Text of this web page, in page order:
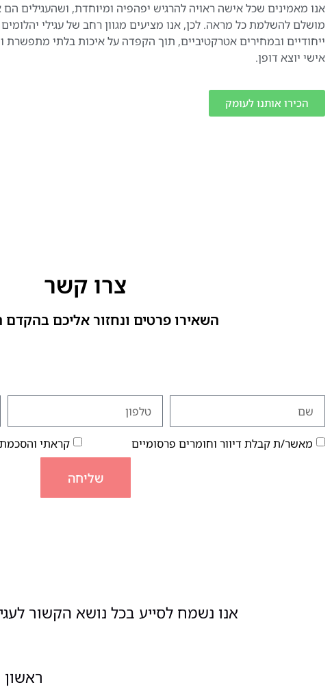
אנו מאמינים שכל אישה ראויה להרגיש יפהפיה ומיוחדת, ושהעגילים הם
מושלם להשלמת כל מראה. לכן, אנו מציעים מגוון רחב של עגילי יהלומים
ייחודיים ובמחירים אטרקטיביים, תוך הקפדה על איכות בלתי מתפשרת
אישי יוצא דופן.
הכירו אותנו לעומק
צרו קשר
השאירו פרטים ונחזור אליכם
מאשר/ת קבלת דיוור וחומרים פרסומיים קראתי
שליחה
אנו נשמח לסייע בכל נושא הקשור
ראשון עד